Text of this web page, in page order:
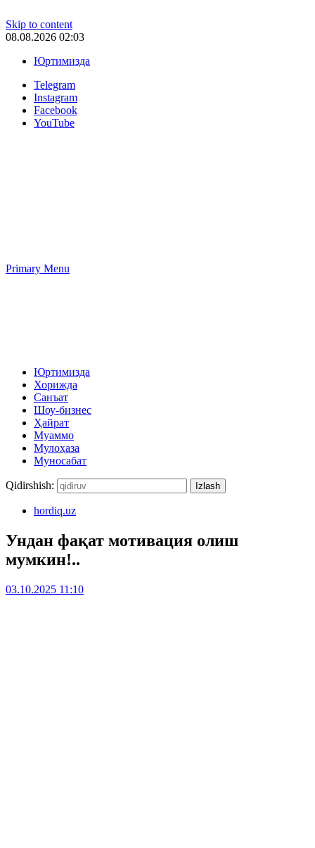
Skip to content
08.08.2026 02:03
Юртимизда
Telegram
Instagram
Facebook
YouTube
Primary Menu
Юртимизда
Хорижда
Санъат
Шоу-бизнес
Ҳайрат
Муаммо
Мулоҳаза
Муносабат
Qidirshish:
hordiq.uz
Ундан фақат мотивация олиш
мумкин!..
03.10.2025 11:10